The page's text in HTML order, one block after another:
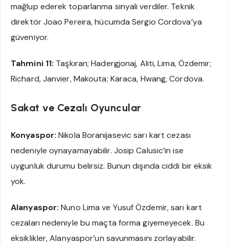
mağlup ederek toparlanma sinyali verdiler. Teknik
direktör Joao Pereira, hücumda Sergio Cordova’ya
güveniyor.
Tahmini 11: Taşkıran; Hadergjonaj, Aliti, Lima, Özdemir;
Richard, Janvier, Makouta; Karaca, Hwang, Cordova.
Sakat ve Cezalı Oyuncular
Konyaspor: Nikola Boranijasevic sarı kart cezası
nedeniyle oynayamayabilir. Josip Calusic’in ise
uygunluk durumu belirsiz. Bunun dışında ciddi bir eksik
yok.
Alanyaspor: Nuno Lima ve Yusuf Özdemir, sarı kart
cezaları nedeniyle bu maçta forma giyemeyecek. Bu
eksiklikler, Alanyaspor’un savunmasını zorlayabilir.